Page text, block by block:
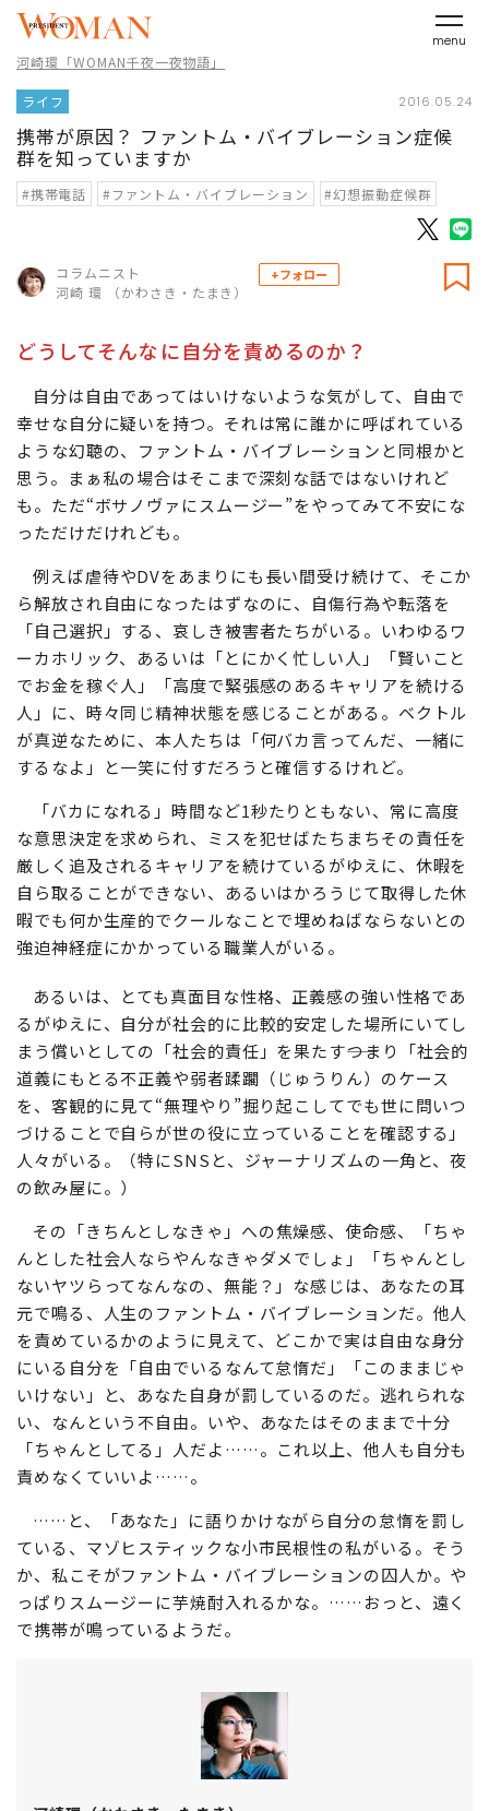
menu
河崎環「WOMAN千夜一夜物語」
ライフ 2016.05.24
携帯が原因？ ファントム・バイブレーション症候
群を知っていますか
#携帯電話 #ファントム・バイブレーション #幻想振動症候群
コラムニスト
河崎 環 （かわさき・たまき）
+フォロー
どうしてそんなに自分を責めるのか？
自分は自由であってはいけないような気がして、自由で
幸せな自分に疑いを持つ。それは常に誰かに呼ばれている
ような幻聴の、ファントム・バイブレーションと同根かと
思う。まぁ私の場合はそこまで深刻な話ではないけれど
も。ただ“ボサノヴァにスムージー”をやってみて不安にな
っただけだけれども。
例えば虐待やDVをあまりにも長い間受け続けて、そこか
ら解放され自由になったはずなのに、自傷行為や転落を
「自己選択」する、哀しき被害者たちがいる。いわゆるワ
ーカホリック、あるいは「とにかく忙しい人」「賢いこと
でお金を稼ぐ人」「高度で緊張感のあるキャリアを続ける
人」に、時々同じ精神状態を感じることがある。ベクトル
が真逆なために、本人たちは「何バカ言ってんだ、一緒に
するなよ」と一笑に付すだろうと確信するけれど。
「バカになれる」時間など1秒たりともない、常に高度
な意思決定を求められ、ミスを犯せばたちまちその責任を
厳しく追及されるキャリアを続けているがゆえに、休暇を
自ら取ることができない、あるいはかろうじて取得した休
暇でも何か生産的でクールなことで埋めねばならないとの
強迫神経症にかかっている職業人がいる。
あるいは、とても真面目な性格、正義感の強い性格であ
るがゆえに、自分が社会的に比較的安定した場所にいてし
まう償いとしての「社会的責任」を果たす――つまり「社会的
道義にもとる不正義や弱者蹂躙（じゅうりん）のケース
を、客観的に見て“無理やり”掘り起こしてでも世に問いつ
づけることで自らが世の役に立っていることを確認する」
人々がいる。（特にSNSと、ジャーナリズムの一角と、夜
の飲み屋に。）
その「きちんとしなきゃ」への焦燥感、使命感、「ちゃ
んとした社会人ならやんなきゃダメでしょ」「ちゃんとし
ないヤツらってなんなの、無能？」な感じは、あなたの耳
元で鳴る、人生のファントム・バイブレーションだ。他人
を責めているかのように見えて、どこかで実は自由な身分
にいる自分を「自由でいるなんて怠惰だ」「このままじゃ
いけない」と、あなた自身が罰しているのだ。逃れられな
い、なんという不自由。いや、あなたはそのままで十分
「ちゃんとしてる」人だよ……。これ以上、他人も自分も
責めなくていいよ……。
……と、「あなた」に語りかけながら自分の怠惰を罰し
ている、マゾヒスティックな小市民根性の私がいる。そう
か、私こそがファントム・バイブレーションの囚人か。や
で携帯が鳴っているようだ。